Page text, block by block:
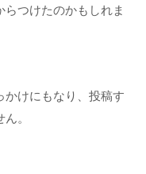
つけたのかもしれま
かけにもなり、投稿す
。